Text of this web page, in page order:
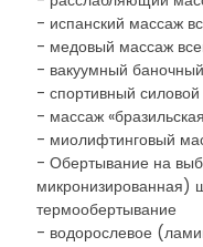
- испанский массаж
- медовый массаж
- вакуумный
- спортивный
- массаж
- миолифтинговый
- Обертывание на
микронизированная)
термообертывание
- водорослевое